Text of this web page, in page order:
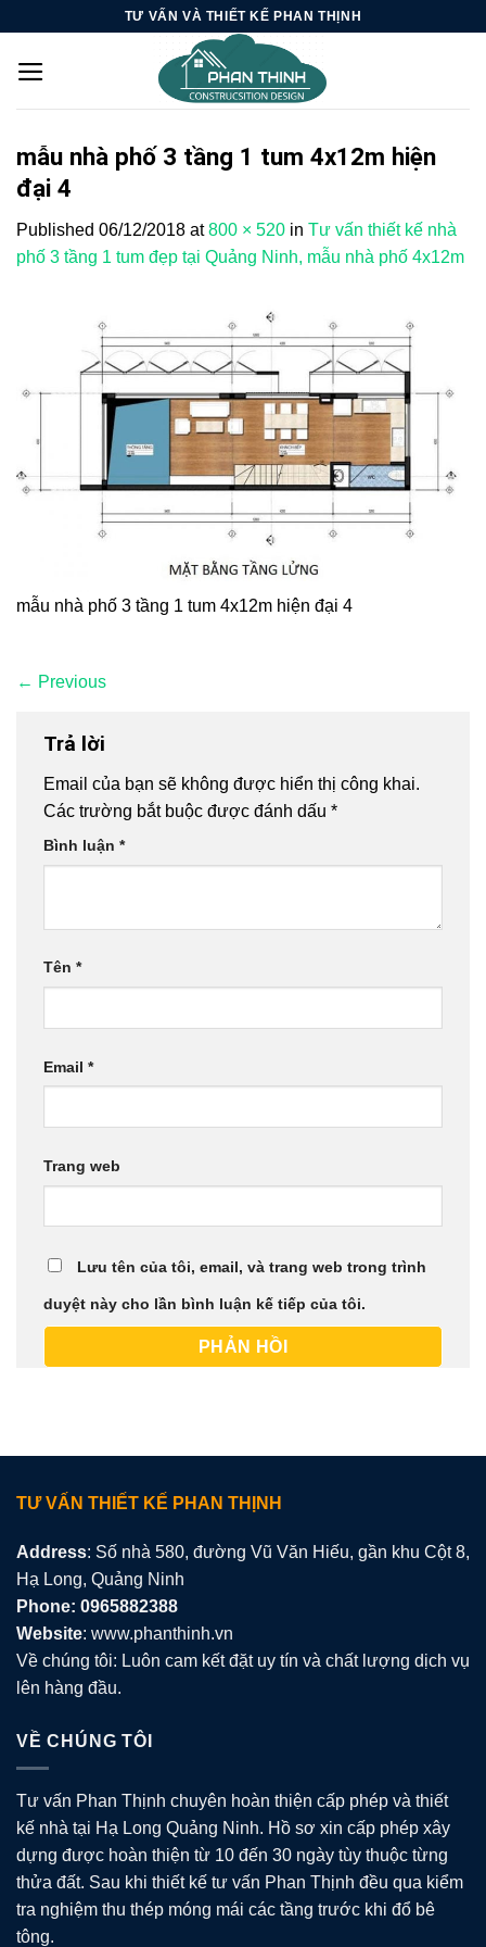
content
TƯ VẤN VÀ THIẾT KẾ PHAN THỊNH
mẫu nhà phố 3 tầng 1 tum 4x12m hiện
đại 4
Published 06/12/2018 at800 × 520 in Tư vấn thiết kế nhà
phố 3 tầng 1 tum đẹp tại Quảng Ninh, mẫu nhà phố 4x12m
mẫu nhà phố 3 tầng 1 tum 4x12m hiện đại 4
← Previous
Trả lời
Email của bạn sẽ không được hiển thị công khai.
Các trường bắt buộc được đánh dấu *
Bình luận *
Tên *
Email *
Trang web
Lưu tên của tôi, email, và trang web trong trình
duyệt này cho lần bình luận kế tiếp của tôi.
TƯ VẤN THIẾT KẾ PHAN THỊNH
Address: Số nhà 580, đường Vũ Văn Hiếu, gần khu Cột 8,
Hạ Long, Quảng Ninh
Phone: 0965882388
Website: www.phanthinh.vn
Về chúng tôi: Luôn cam kết đặt uy tín và chất lượng dịch vụ
lên hàng đầu.
VỀ CHÚNG TÔI
Tư vấn Phan Thịnh chuyên hoàn thiện cấp phép và thiết
kế nhà tại Hạ Long Quảng Ninh. Hồ sơ xin cấp phép xây
dựng được hoàn thiện từ 10 đến 30 ngày tùy thuộc từng
thửa đất. Sau khi thiết kế tư vấn Phan Thịnh đều qua kiểm
tra nghiệm thu thép móng mái các tầng trước khi đổ bê
tông.